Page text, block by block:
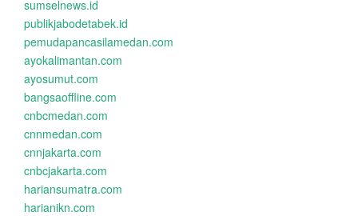
sumselnews.id
publikjabodetabek.id
pemudapancasilamedan.com
ayokalimantan.com
ayosumut.com
bangsaoffline.com
cnbcmedan.com
cnnmedan.com
cnnjakarta.com
cnbcjakarta.com
hariansumatra.com
harianikn.com